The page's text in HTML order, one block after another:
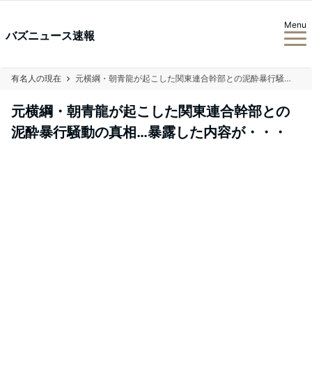
バズニュース速報
Menu
有名人の現在 元横綱・朝青龍が起こした関東連合幹部との泥酔暴行騒動の真相…暴露した内容が・・・
元横綱・朝青龍が起こした関東連合幹部との
泥酔暴行騒動の真相…暴露した内容が・・・